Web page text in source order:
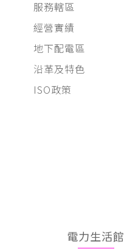
服務轄區
經營實績
地下配電區
沿革及特色
ISO政策
電力生活館